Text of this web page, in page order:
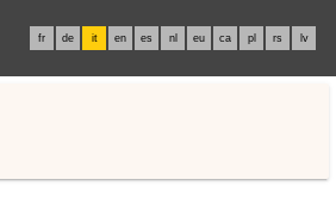
fr de it en es nl eu ca pl rs lv